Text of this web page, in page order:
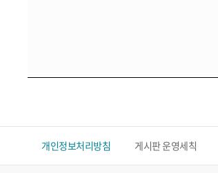
개인정보처리방침 게시판 운영세칙